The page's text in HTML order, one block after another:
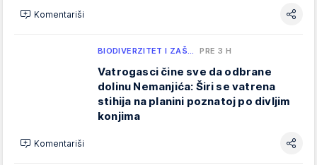
Komentariši
BIODIVERZITET I ZAŠ… PRE 3 H
Vatrogasci čine sve da odbrane
dolinu Nemanjića: Širi se vatrena
stihija na planini poznatoj po divljim
konjima
Komentariši